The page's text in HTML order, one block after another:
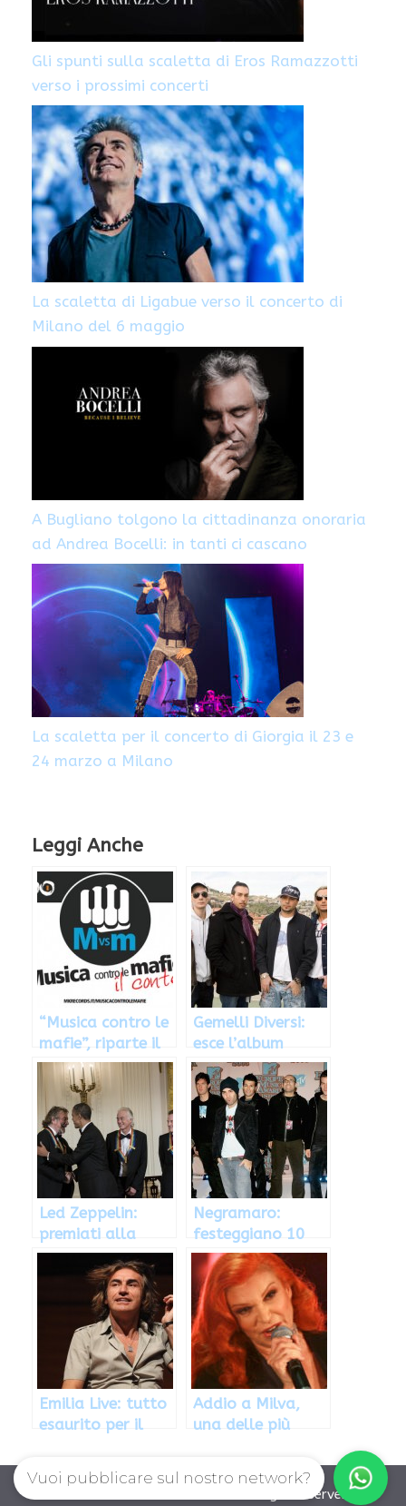
Gli spunti sulla scaletta di Eros Ramazzotti
verso i prossimi concerti
La scaletta di Ligabue verso il concerto di
Milano del 6 maggio
A Bugliano tolgono la cittadinanza onoraria
ad Andrea Bocelli: in tanti ci cascano
La scaletta per il concerto di Giorgia il 23 e
24 marzo a Milano
Leggi Anche
“Musica contro le
mafie”, riparte il
contest aperto a
band e cantanti
Gemelli Diversi:
esce l’album
“Tutto da capo”
Led Zeppelin:
premiati alla
Casa Bianca da
Barack Obama
Negramaro:
festeggiano 10
anni di musica con
due live
Emilia Live: tutto
esaurito per il
Addio a Milva,
una delle più
italiana
Musica Attualissimo © 2026. All right reserverd.
Vuoi pubblicare sul nostro network?